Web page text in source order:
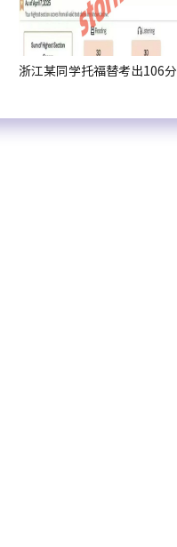
浙江某同学托福替考出106分